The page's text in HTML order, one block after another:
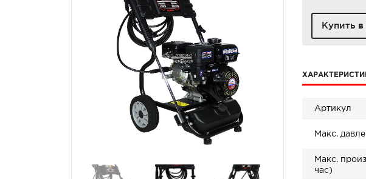
Купить в
Артикул
Макс.
Макс.
час)